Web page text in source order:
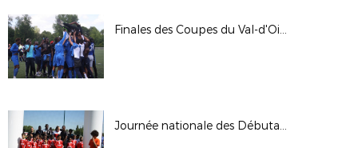
Finales des Coupes du Val-d'Oise 2017
Journée nationale des Débutants 2017